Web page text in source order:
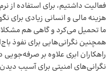
فعالیت داشتیم، برای استفاده از
هزینه مالی و انسانی زیادی برای
ما تحمیل می‌کرد و گاهی هم
همچنین نگرانی‌هایی برای نفوذ
راهکاران ابری علاوه بر
نگرانی‌های امنیتی برای آسیب